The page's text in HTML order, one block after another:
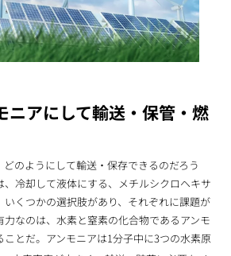
ニアにして輸送・保管・燃
のようにして輸送・保存できるのだろう
冷却して液体にする、メチルシクロヘキサ
いくつかの選択肢があり、それぞれに課題が
なのは、水素と窒素の化合物であるアンモ
ことだ。アンモニアは1分子中に3つの水素原